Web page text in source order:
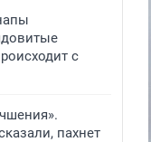
с
пахнет